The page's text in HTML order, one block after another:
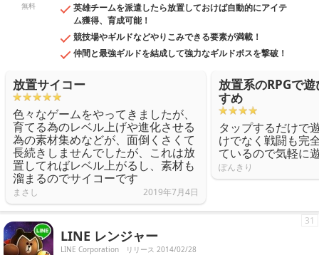
無料
英雄チームを派遣したら放置しておけば自動的にアイテ
ム獲得、育成可能！
競技場やギルドなどやりこみできる要素が満載！
仲間と最強ギルドを結成して強力なギルドボスを撃破！
放置サイコー
色々なゲームをやってきましたが、
育てる為のレベル上げや進化させる
為の素材集めなどが、面倒くさくて
長続きしませんでしたが、これは放
置してればレベル上がるし、素材も
溜まるのでサイコーです
まさし 2019年7月4日
放置系のRPGで
すめ
タップするだけで
けでなく戦闘も完
ているので気軽に
ぽんきり
LINE レンジャー
LINE Corporation リリース 2014/02/28
31